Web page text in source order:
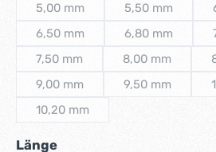
5,00 mm
(Diese Option ist zurzeit nicht
5,50 mm
(Diese
6,50 mm
(Diese Option ist zurzeit nicht
6,80 mm
(Diese
7,50 mm
(Diese Option ist zurzeit nicht
8,00 mm
(Diese
9,00 mm
(Diese Option ist zurzeit nicht
9,50 mm
(Diese
10,20 mm
Längeauswählen